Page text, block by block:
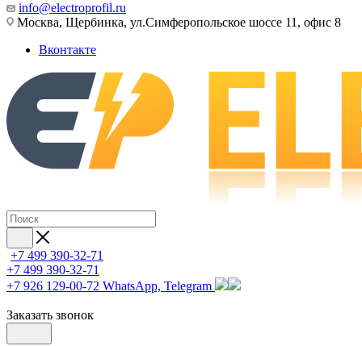
info@electroprofil.ru
Москва, Щербинка, ул.Симферопольское шоссе 11, офис 8
Вконтакте
+7 499 390-32-71
+7 499 390-32-71
+7 926 129-00-72 WhatsApp, Telegram
Заказать звонок